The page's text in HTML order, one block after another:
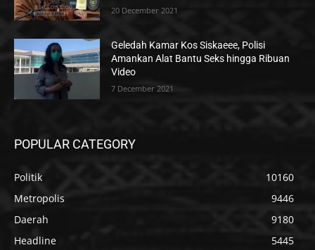
20 December 2021
Geledah Kamar Kos Siskaeee, Polisi
Amankan Alat Bantu Seks hingga Ribuan
Video
7 December 2021
POPULAR CATEGORY
Politik
10160
Metropolis
9446
Daerah
9180
Headline
5445